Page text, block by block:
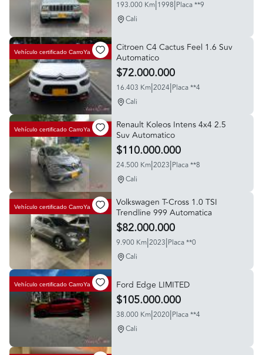
193.000 Km|1998|Placa **9
Cali
Vehículo certificado CarroYa
Citroen C4 Cactus Feel 1.6 Suv
Automatico
$72.000.000
16.403 Km|2024|Placa **4
Cali
Vehículo certificado CarroYa
Renault Koleos Intens 4x4 2.5
Suv Automatico
$110.000.000
24.500 Km|2023|Placa **8
Cali
Vehículo certificado CarroYa
Volkswagen T-Cross 1.0 TSI
Trendline 999 Automatica
$82.000.000
9.900 Km|2023|Placa **0
Cali
Vehículo certificado CarroYa Ford Edge LIMITED
$105.000.000
38.000 Km|2020|Placa **4
Cali